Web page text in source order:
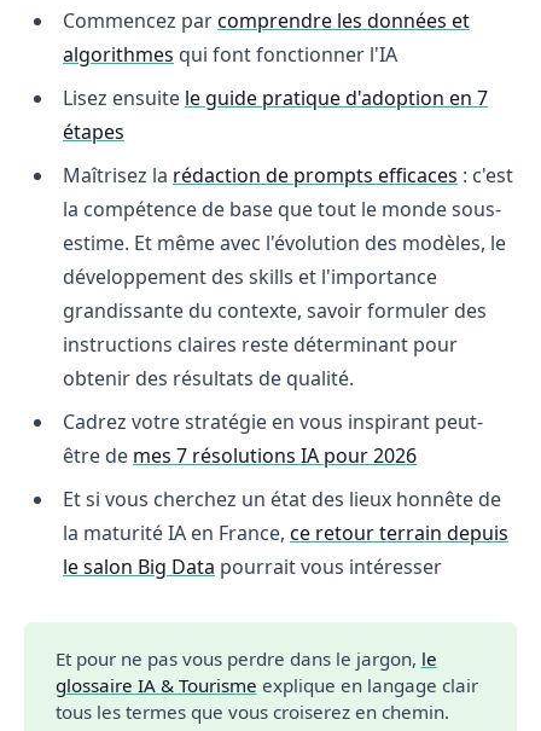
Commencez parcomprendre les données et
algorithmes qui font fonctionner l'IA
Lisez ensuite le guide pratique d'adoption en 7
étapes
Maîtrisez la rédaction de prompts efficaces : c'est
la compétence de base que tout le monde sous-
estime. Et même avec l'évolution des modèles, le
développement des skills et l'importance
grandissante du contexte, savoir formuler des
instructions claires reste déterminant pour
obtenir des résultats de qualité.
Cadrez votre stratégie en vous inspirant peut-
être de mes 7 résolutions IA pour 2026
Et si vous cherchez un état des lieux honnête de
la maturité IA en France, ce retour terrain depuis
le salon Big Data pourrait vous intéresser
Et pour ne pas vous perdre dans le jargon, le
glossaire IA & Tourisme explique en langage clair
tous les termes que vous croiserez en chemin.